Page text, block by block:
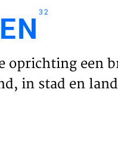
HOME
32
oprichting een
in stad en